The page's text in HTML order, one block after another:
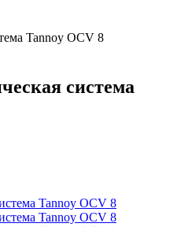
Tannoy OCV 8
система